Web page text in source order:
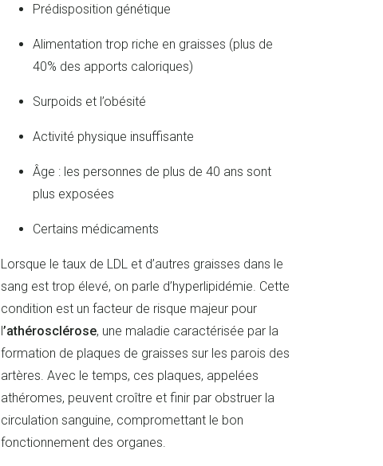
Prédisposition génétique
Alimentation trop riche en graisses (plus de
40% des apports caloriques)
Surpoids et l’obésité
Activité physique insuffisante
Âge : les personnes de plus de 40 ans sont
plus exposées
Certains médicaments
Lorsque le taux de LDL et d’autres graisses dans le
sang est trop élevé, on parle d’hyperlipidémie. Cette
condition est un facteur de risque majeur pour
l’athérosclérose, une maladie caractérisée par la
formation de plaques de graisses sur les parois des
artères. Avec le temps, ces plaques, appelées
athéromes, peuvent croître et finir par obstruer la
circulation sanguine, compromettant le bon
fonctionnement des organes.